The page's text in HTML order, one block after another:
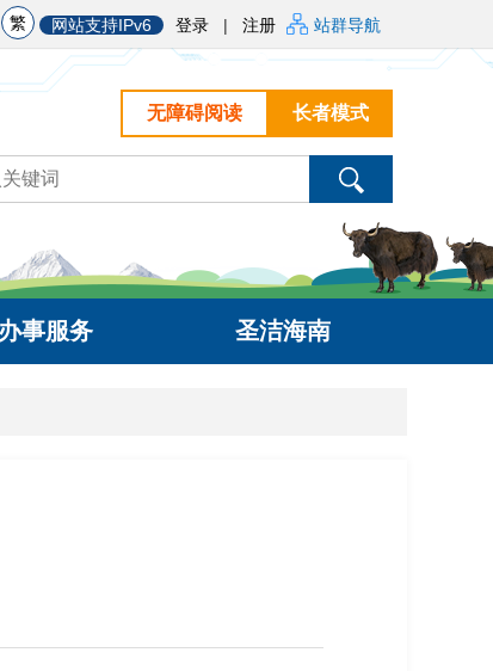
繁 网站支持IPv6 登录 | 注册 站群导航
长者模式
无障碍阅读
办事服务 圣洁海南